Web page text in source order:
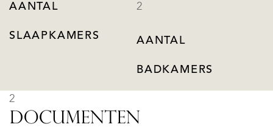
AANTAL
SLAAPKAMERS
2
AANTAL
BADKAMERS
2
DOCUMENTEN